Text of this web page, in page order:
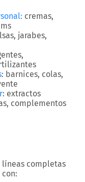
: cremas,
jarabes,
: barnices, colas,
: extractos
complementos
líneas completas